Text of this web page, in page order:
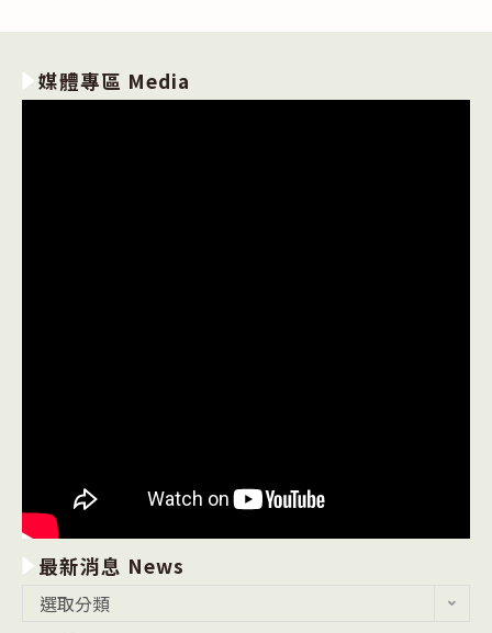
媒體專區 Media
最新消息 News
選取分類